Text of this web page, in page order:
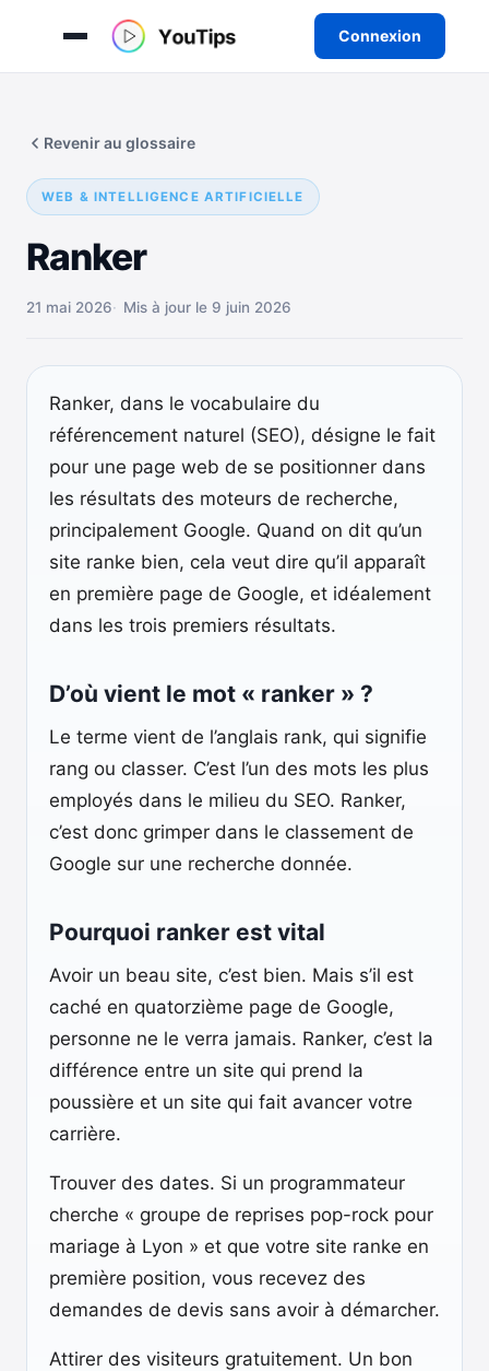
Connexion
contenu
WEB & INTELLIGENCE ARTIFICIELLE
Ranker
Revenir au glossaire
21 mai 2026 Mis à jour le 9 juin 2026
Ranker, dans le vocabulaire du
référencement naturel (SEO), désigne le fait
pour une page web de se positionner dans
les résultats des moteurs de recherche,
principalement Google. Quand on dit qu’un
site ranke bien, cela veut dire qu’il apparaît
en première page de Google, et idéalement
dans les trois premiers résultats.
D’où vient le mot « ranker » ?
Le terme vient de l’anglais rank, qui signifie
rang ou classer. C’est l’un des mots les plus
employés dans le milieu du SEO. Ranker,
c’est donc grimper dans le classement de
Google sur une recherche donnée.
Pourquoi ranker est vital
Avoir un beau site, c’est bien. Mais s’il est
caché en quatorzième page de Google,
personne ne le verra jamais. Ranker, c’est la
différence entre un site qui prend la
poussière et un site qui fait avancer votre
carrière.
Trouver des dates. Si un programmateur
cherche « groupe de reprises pop-rock pour
mariage à Lyon » et que votre site ranke en
première position, vous recevez des
demandes de devis sans avoir à démarcher.
Attirer des visiteurs gratuitement. Un bon